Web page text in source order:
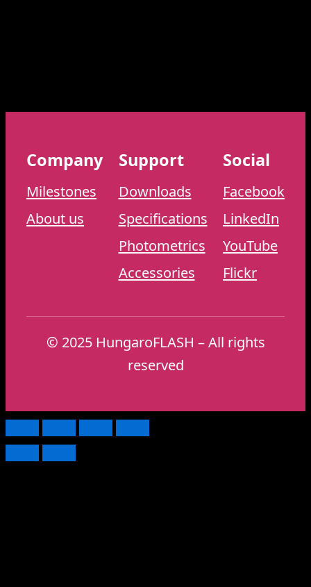
Company
Milestones
About us
Support
Downloads
Specifications
Photometrics
Accessories
Social
Facebook
LinkedIn
YouTube
Flickr
© 2025 HungaroFLASH – All rights
reserved